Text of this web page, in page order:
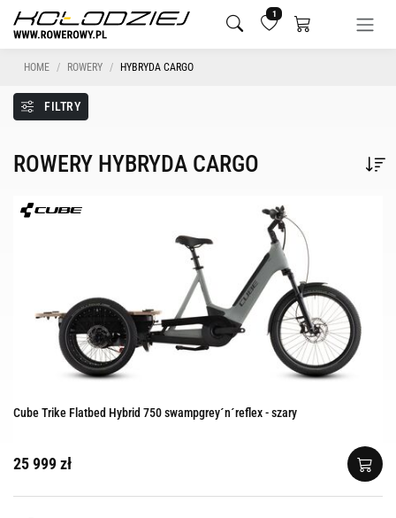
1
HOME ROWERY HYBRYDA CARGO
FILTRY
ROWERY HYBRYDA CARGO
Cube Trike Flatbed Hybrid 750 swampgrey´n´reflex - szary
25 999 zł